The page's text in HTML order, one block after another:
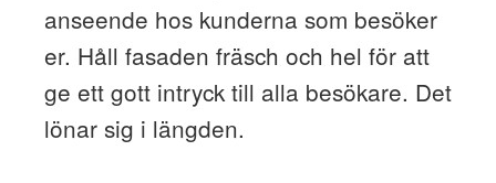
anseende hos kunderna som besöker
er. Håll fasaden fräsch och hel för att
ge ett gott intryck till alla besökare. Det
lönar sig i längden.